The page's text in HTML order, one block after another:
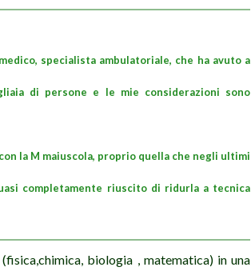
specialista ambulatoriale, che ha avuto a
di persone e le mie considerazioni sono
la M maiuscola, proprio quella che negli ultimi
completamente riuscito di ridurla a tecnica
biologia , matematica) in una